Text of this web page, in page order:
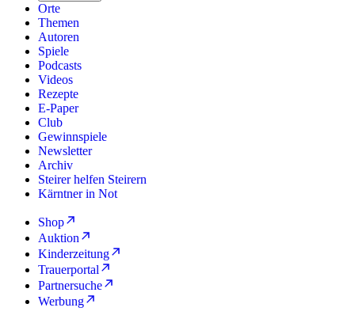
Orte
Themen
Autoren
Spiele
Podcasts
Videos
Rezepte
E-Paper
Club
Gewinnspiele
Newsletter
Archiv
Steirer helfen Steirern
Kärntner in Not
Shop
Auktion
Kinderzeitung
Trauerportal
Partnersuche
Werbung